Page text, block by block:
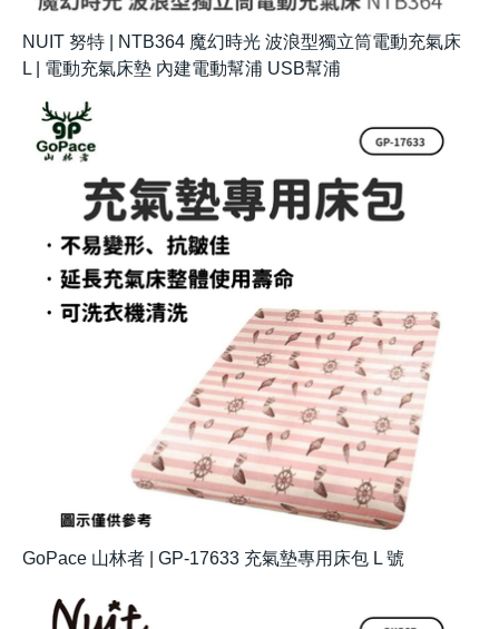
NUIT 努特 | NTB364 魔幻時光 波浪型獨立筒電動充氣床
L | 電動充氣床墊 內建電動幫浦 USB幫浦
GoPace 山林者 | GP-17633 充氣墊專用床包 L 號